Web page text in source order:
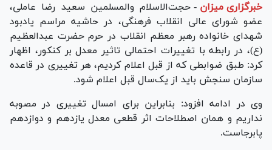
خبرگزاری میزان - حجت‌الاسلام والمسلمین سعید رضا عاملی،
عضو شورای عالی انقلاب فرهنگی، در حاشیه مراسم یادبود
شهدای خانواده رهبر معظم انقلاب در حرم حضرت عبدالعظیم
(ع)، در رابطه با تغییرات احتمالی تاثیر معدل بر کنکور، اظهار
کرد: طبق ضوابطی که از قبل اعلام کردیم، هر تغییری در قاعده
سازمان سنجش باید از یک‌سال قبل اعلام شود.
وی در ادامه افزود: بنابراین برای امسال تغییری در مصوبه
نداریم و همان اصطلاحات اثر قطعی معدل یازدهم و دوازدهم
پابرجاست.